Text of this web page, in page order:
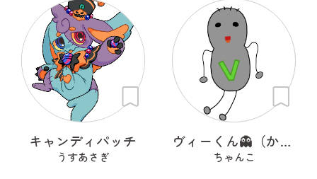
キャンディパッチ
うすあさぎ
ヴィーくん👻（かわいいオバケ）
ちゃんこ